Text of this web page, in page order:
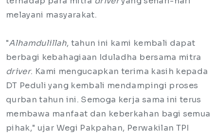
melayani masyarakat.
"Alhamdulillah, tahun ini kami kembali dapat
berbagi kebahagiaan Iduladha bersama mitra
driver. Kami mengucapkan terima kasih kepada
DT Peduli yang kembali mendampingi proses
qurban tahun ini. Semoga kerja sama ini terus
membawa manfaat dan keberkahan bagi semua
pihak," ujar Wegi Pakpahan, Perwakilan TPI